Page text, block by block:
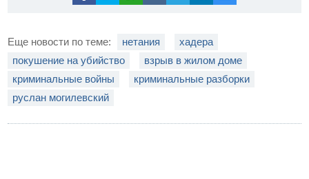
Еще новости по теме: нетания
хадера
покушение на убийство
взрыв в жилом доме
криминальные войны
криминальные разборки
руслан могилевский